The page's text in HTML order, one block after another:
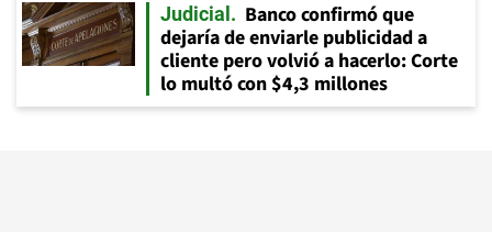
Judicial
Banco confirmó que
dejaría de enviarle publicidad a
cliente pero volvió a hacerlo: Corte
lo multó con $4,3 millones